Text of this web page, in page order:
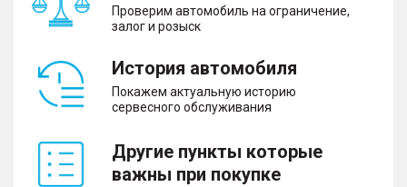
Проверим автомобиль на ограничение,
залог и розыск
История автомобиля
Покажем актуальную историю
сервесного обслуживания
Другие пункты которые
важны при покупке